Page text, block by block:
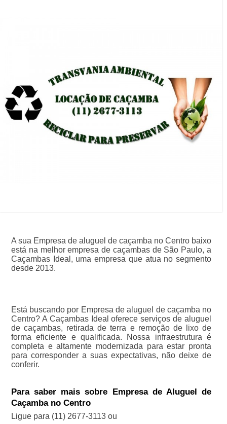
A sua Empresa de aluguel de caçamba no Centro baixo
está na melhor empresa de caçambas de São Paulo, a
Caçambas Ideal, uma empresa que atua no segmento
desde 2013.
Está buscando por Empresa de aluguel de caçamba no
Centro? A Caçambas Ideal oferece serviços de aluguel
de caçambas, retirada de terra e remoção de lixo de
forma eficiente e qualificada. Nossa infraestrutura é
completa e altamente modernizada para estar pronta
para corresponder a suas expectativas, não deixe de
conferir.
Para saber mais sobre Empresa de Aluguel de
Caçamba no Centro
Ligue para (11) 2677-3113ou